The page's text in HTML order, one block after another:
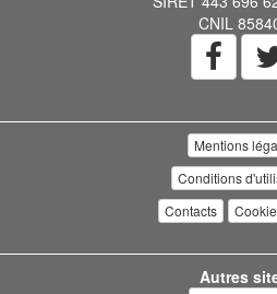
CNIL
Mentions
Conditions
Contacts
Autres